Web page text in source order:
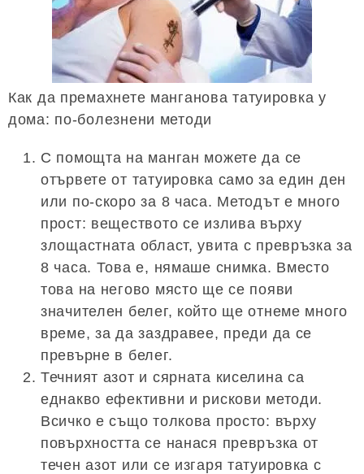
Как да премахнете манганова татуировка у
дома: по-болезнени методи
С помощта на манган можете да се
отървете от татуировка само за един ден
или по-скоро за 8 часа. Методът е много
прост: веществото се излива върху
злощастната област, увита с превръзка за
8 часа. Това е, нямаше снимка. Вместо
това на негово място ще се появи
значителен белег, който ще отнеме много
време, за да заздравее, преди да се
превърне в белег.
Течният азот и сярната киселина са
еднакво ефективни и рискови методи.
Всичко е също толкова просто: върху
повърхността се нанася превръзка от
течен азот или се изгаря татуировка с